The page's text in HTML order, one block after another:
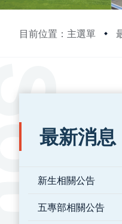
目前位置：主選單
:::
最新消息
新生相關公告
五專部相關公告